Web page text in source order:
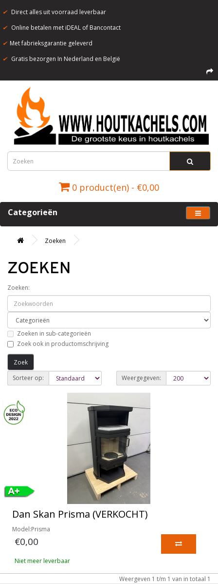
✔ Direct alles uit voorraad leverbaar
✔ Online betalen met iDEAL of Bancontact
✔ Met fabrieksgarantie geleverd
✔ Gratis bezorgen In Nederland en België
0 product(en) - €0,00
Categorieën
Zoeken
ZOEKEN
Zoeken:
Zoeken in sub-categorieën
Zoek ook in productomschrijving
Sorteer op: Weergegeven:
Dan Skan Prisma (VERKOCHT)
Model:Prisma
€0,00
Niet meer leverbaar
Weergeven 1 t/m 1 van in totaal 1